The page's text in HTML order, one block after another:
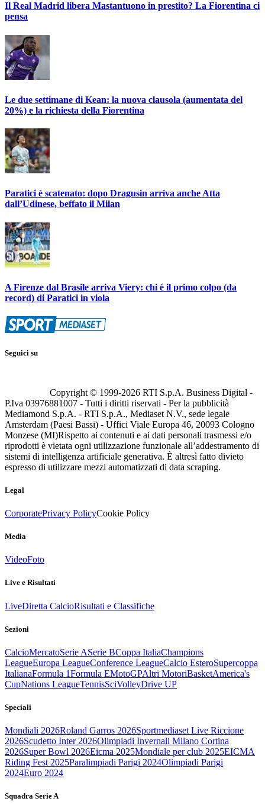
Il Real Madrid libera Mastantuono in prestito? La Fiorentina ci
pensa
Le due settimane di Kean: la nuova clausola (aumentata del
20%) e la richiesta della Fiorentina
Paratici è scatenato: dopo Dragusin arriva anche Atta
dall’Udinese, beffato il Milan
A Firenze dal Brasile arriva Viery: chi è il primo colpo (da
record) di Paratici in viola
Seguici su
Copyright © 1999-2026 RTI S.p.A. Business Digital -
P.Iva 03976881007 - Tutti i diritti riservati - Per la pubblicità
Mediamond S.p.A. - RTI S.p.A., Mediaset N.V., sede legale
Amsterdam (Paesi Bassi) - Uffici Viale Europa 46, 20093 Cologno
Monzese (MI)Rispetto ai contenuti e ai dati personali trasmessi e/o
riprodotti è vietata ogni utilizzazione funzionale all’addestramento di
sistemi di intelligenza artificiale generativa. È altresì fatto divieto
espresso di utilizzare mezzi automatizzati di data scraping.
Legal
CorporatePrivacy PolicyCookie Policy
Media
VideoFoto
Live e Risultati
LiveDiretta CalcioRisultati e Classifiche
Sezioni
CalcioMercatoSerie ASerie BCoppa ItaliaChampions
LeagueEuropa LeagueConference LeagueCalcio EsteroSupercoppa
ItalianaFormula 1Formula EMotoGPAltri MotoriBasketAmerica's
CupNations LeagueTennisSciVolleyDrive UP
Speciali
Mondiali 2026Roland Garros 2026Sportmediaset Live Riccione
2026Scudetto Inter 2026Olimpiadi Invernali Milano Cortina
2026Super Bowl 2026Eicma 2025Mondiale per club 2025EICMA
Riding Fest 2025Paralimpiadi Parigi 2024Olimpiadi Parigi
2024Euro 2024
Squadra Serie A